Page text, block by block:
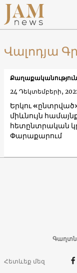
Վալոդյա
Երկու
միևնույն
հետընտրական
Փարաքարում
24 Դեկտեմբերի,
Հետևեք մեզ